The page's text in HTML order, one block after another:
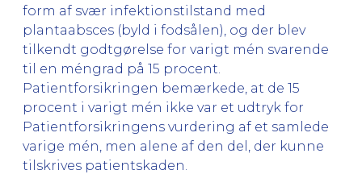
form af svær infektionstilstand med
plantaabsces (byld i fodsålen), og der blev
tilkendt godtgørelse for varigt mén svarende
til en méngrad på 15 procent.
Patientforsikringen bemærkede, at de 15
procent i varigt mén ikke var et udtryk for
Patientforsikringens vurdering af et samlede
varige mén, men alene af den del, der kunne
tilskrives patientskaden.